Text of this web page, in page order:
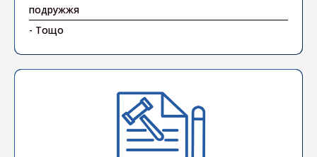
подружжя
- Тощо